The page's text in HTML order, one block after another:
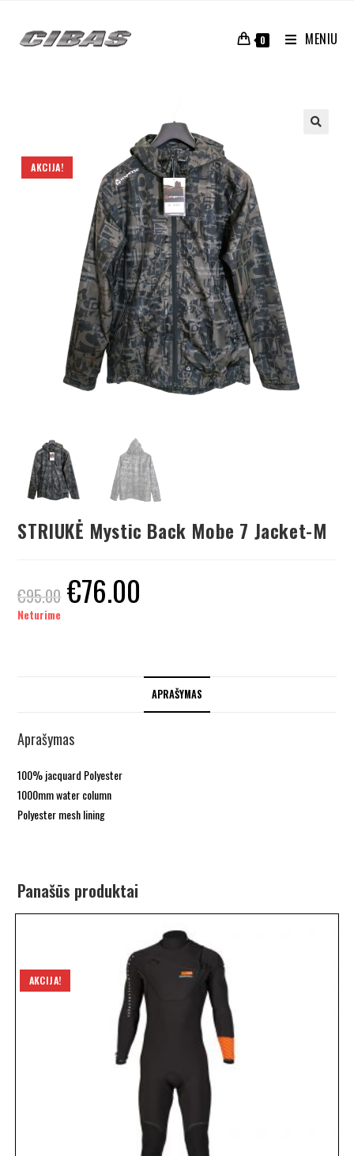
0 MENIU
AKCIJA!
STRIUKĖ Mystic Back Mobe 7 Jacket-M
€95.00 €76.00
Neturime
APRAŠYMAS
Aprašymas
100% jacquard Polyester
1000mm water column
Polyester mesh lining
Panašūs produktai
AKCIJA!